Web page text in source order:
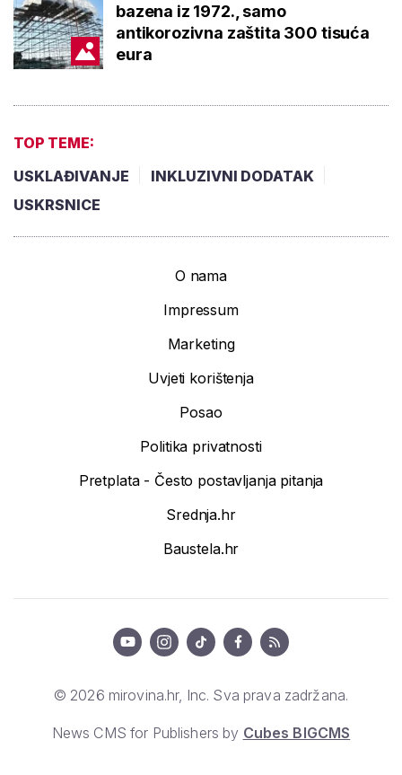
bazena iz 1972., samo
antikorozivna zaštita 300 tisuća
eura
TOP TEME:
USKLAĐIVANJE
INKLUZIVNI DODATAK
USKRSNICE
O nama
Impressum
Marketing
Uvjeti korištenja
Posao
Politika privatnosti
Pretplata - Često postavljanja pitanja
Srednja.hr
Baustela.hr
© 2026 mirovina.hr, Inc. Sva prava zadržana.
News CMS for Publishers by Cubes BIGCMS